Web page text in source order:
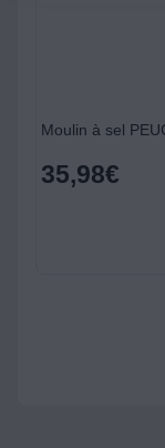
Moulin à sel
35,98€